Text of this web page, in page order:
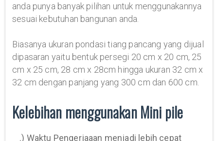
anda punya banyak pilihan untuk menggunakannya
sesuai kebutuhan bangunan anda.
Biasanya ukuran pondasi tiang pancang yang dijual
dipasaran yaitu bentuk persegi 20 cm x 20 cm, 25
cm x 25 cm, 28 cm x 28cm hingga ukuran 32 cm x
32 cm dengan panjang yang 300 cm dan 600 cm.
Kelebihan menggunakan Mini pile
.) Waktu Pengerjaaan menjadi lebih cepat